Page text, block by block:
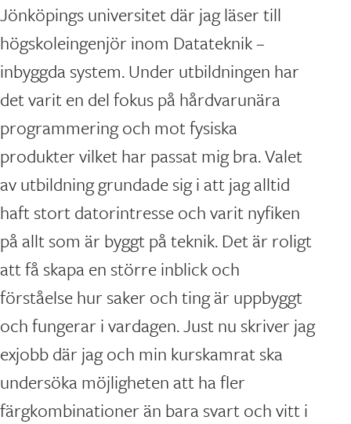
Jönköpings universitet där jag läser till
högskoleingenjör inom Datateknik –
inbyggda system. Under utbildningen har
det varit en del fokus på hårdvarunära
programmering och mot fysiska
produkter vilket har passat mig bra. Valet
av utbildning grundade sig i att jag alltid
haft stort datorintresse och varit nyfiken
på allt som är byggt på teknik. Det är roligt
att få skapa en större inblick och
förståelse hur saker och ting är uppbyggt
och fungerar i vardagen. Just nu skriver jag
exjobb där jag och min kurskamrat ska
undersöka möjligheten att ha fler
färgkombinationer än bara svart och vitt i